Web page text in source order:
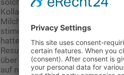
Kollagenproduktion stimulieren,
Milchsäure (PLLA), die tief in der
stimulation und ­somit Bildung
hatte das Kollagen Typ I nach
Resultat sind straffere Haut,
über die Wochen zu und können
auf natürlichem Wege eliminiert